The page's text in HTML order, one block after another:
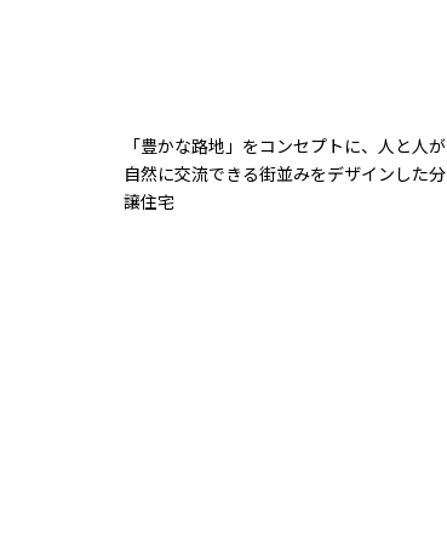
「豊かな路地」をコンセプトに、人と人が
自然に交流できる街並みをデザインした分
譲住宅